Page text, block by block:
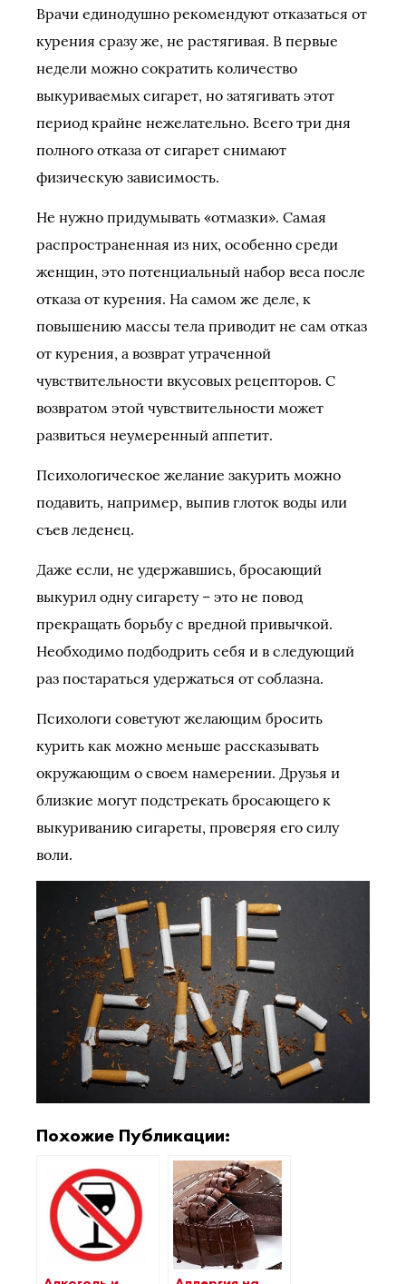
Врачи единодушно рекомендуют отказаться от
курения сразу же, не растягивая. В первые
недели можно сократить количество
выкуриваемых сигарет, но затягивать этот
период крайне нежелательно. Всего три дня
полного отказа от сигарет снимают
физическую зависимость.
Не нужно придумывать «отмазки». Самая
распространенная из них, особенно среди
женщин, это потенциальный набор веса после
отказа от курения. На самом же деле, к
повышению массы тела приводит не сам отказ
от курения, а возврат утраченной
чувствительности вкусовых рецепторов. С
возвратом этой чувствительности может
развиться неумеренный аппетит.
Психологическое желание закурить можно
подавить, например, выпив глоток воды или
съев леденец.
Даже если, не удержавшись, бросающий
выкурил одну сигарету – это не повод
прекращать борьбу с вредной привычкой.
Необходимо подбодрить себя и в следующий
раз постараться удержаться от соблазна.
Психологи советуют желающим бросить
курить как можно меньше рассказывать
окружающим о своем намерении. Друзья и
близкие могут подстрекать бросающего к
выкуриванию сигареты, проверяя его силу
воли.
Похожие Публикации: